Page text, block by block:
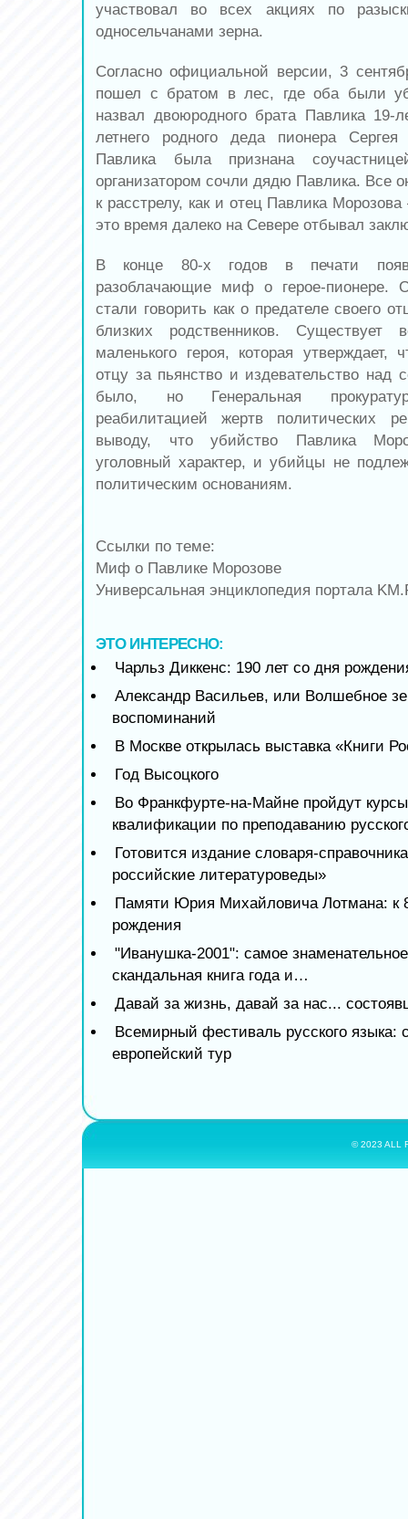
участвовал во всех акциях по
односельчанами зерна.
Согласно официальной версии, 3
пошел с братом в лес, где оба были
назвал двоюродного брата Павлика 19-
летнего родного деда пионера
Павлика была признана
организатором сочли дядю Павлика. Все
к расстрелу, как и отец Павлика
это время далеко на Севере отбывал
В конце 80-х годов в печати
разоблачающие миф о герое-пионере.
стали говорить как о предателе своего
близких родственников. Существует
маленького героя, которая утверждает,
отцу за пьянство и издевательство над
было, но Генеральная
реабилитацией жертв политических
выводу, что убийство Павлика
уголовный характер, и убийцы не
политическим основаниям.
Ссылки по теме:
Миф о Павлике Морозове
Универсальная энциклопедия портала
ЭТО ИНТЕРЕСНО:
Чарльз Диккенс: 190 лет со дня
Александр Васильев, или Волшебное
воспоминаний
В Москве открылась выставка «Книги
Год Высоцкого
Во Франкфурте-на-Майне пройдут
квалификации по преподаванию
Готовится издание словаря-
российские литературоведы»
Памяти Юрия Михайловича Лотмана: к
рождения
"Иванушка-2001": самое
скандальная книга года и…
Давай за жизнь, давай за нас...
Всемирный фестиваль русского языка:
европейский тур
© 2023 ALL